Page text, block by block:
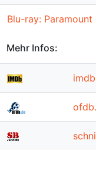
Blu-ray:
Mehr Infos: